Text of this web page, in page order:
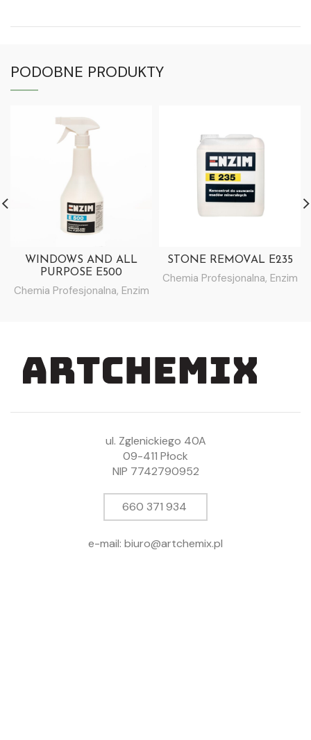
PODOBNE PRODUKTY
WINDOWS AND ALL
PURPOSE E500
Chemia Profesjonalna, Enzim
STONE REMOVAL E235
Chemia Profesjonalna, Enzim
ul. Zglenickiego 40A
09-411 Płock
NIP 7742790952
660 371 934
e-mail: biuro@artchemix.pl